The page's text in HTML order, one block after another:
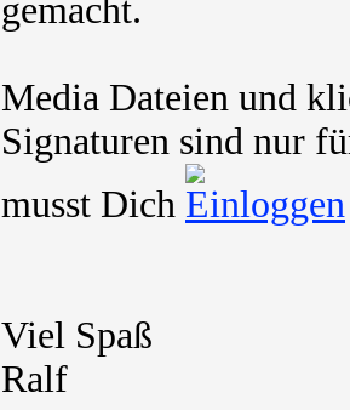
gemacht.
Media Dateien und
Signaturen sind nur
musst Dich
Viel Spaß
Ralf